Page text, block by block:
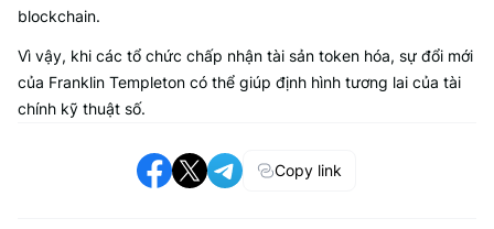
blockchain.
Vì vậy, khi các tổ chức chấp nhận tài sản token hóa, sự đổi mới
của Franklin Templeton có thể giúp định hình tương lai của tài
chính kỹ thuật số.
Copy link